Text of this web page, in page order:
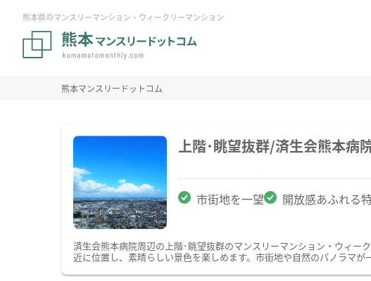
熊本県のマンスリーマンション・ウィークリーマンション
熊本マンスリードットコム
上階･眺望抜群/済生会熊本病
市街地を一望 開放感あふれる
済生会熊本病院周辺の上階･眺望抜群のマンスリーマンション・ウィ
近に位置し、素晴らしい景色を楽しめます。市街地や自然のパノラマ